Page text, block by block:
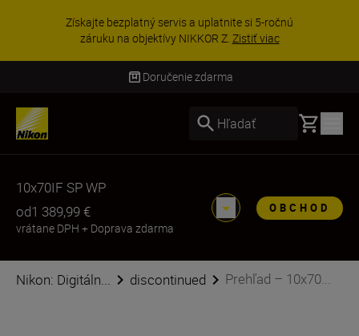
Získajte bezplatný servis a uplatnite si 5-ročnú
záruku na objektívy NIKKOR Z. Zistiť viac
Doručenie zdarma
Hľadať Basket
10x70IF SP WP
od1 389,99 €
vrátane DPH + Doprava zdarma
OBCHOD
Nikon: Digitáln... discontinued Prehľad – 10x70...